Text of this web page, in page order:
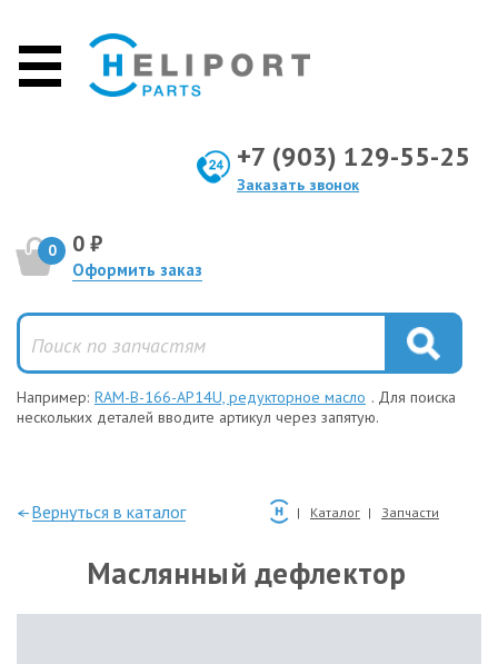
+7 (903) 129-55-25
Заказать звонок
0 0 ₽
Оформить заказ
Например: RAM-B-166-AP14U, редукторное масло . Для поиска
нескольких деталей вводите артикул через запятую.
—Вернуться в каталог Каталог Запчасти
Маслянный дефлектор